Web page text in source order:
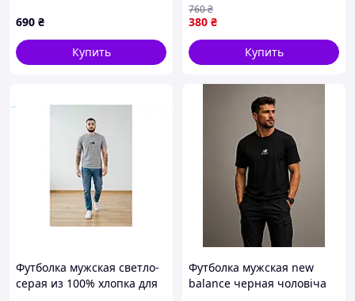
Черный, XS
690 ₴
Купить
комфортного отдыха ТМ
OSM 6XL
380 ₴
760₴
Купить
Футболка мужская светло-
серая из 100% хлопка для
Футболка мужская new
balance черная чоловіча